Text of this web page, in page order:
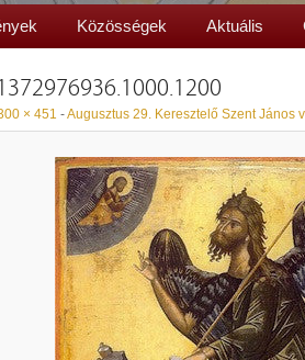
Közösségek Aktuális
× 451 -Augusztus 29. Keresztelő Szent János